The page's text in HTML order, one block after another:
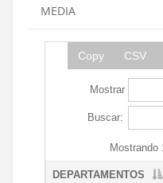
MEDIA
Copy CSV
Mostrar
Buscar:
Mostrando
DEPARTAMENTOS